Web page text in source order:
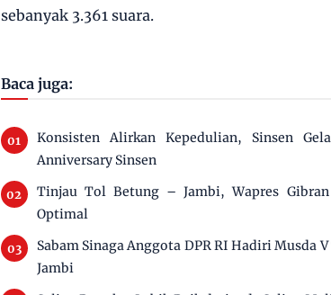
sebanyak 3.361 suara.
Baca juga:
Konsisten Alirkan Kepedulian, Sinsen
Anniversary Sinsen
Tinjau Tol Betung – Jambi, Wapres
Optimal
Sabam Sinaga Anggota DPR RI Hadiri Musda
Jambi